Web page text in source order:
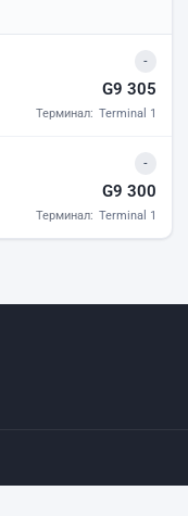
G9 305
Терминал: Terminal 1
-
G9 300
Терминал: Terminal 1
-